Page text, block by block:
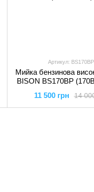
Артикул: BS170BP
Мийка бензинова
BISON BS170BP
14
11 500 грн